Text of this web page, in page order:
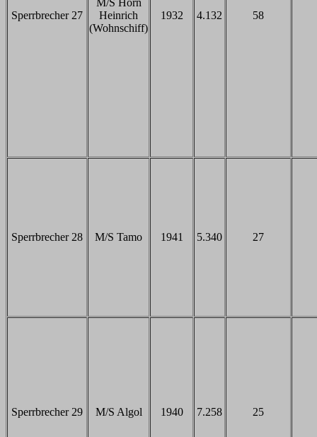
Sperrbrecher 27
M/S Horn
Heinrich
(Wohnschiff)
1932 4.132 58
Sperrbrecher 28 M/S Tamo 1941 5.340 27
Sperrbrecher 29 M/S Algol 1940 7.258 25